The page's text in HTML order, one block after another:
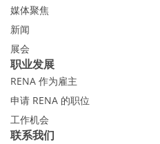
媒体聚焦
新闻
展会
职业发展
RENA 作为雇主
申请 RENA 的职位
工作机会
联系我们